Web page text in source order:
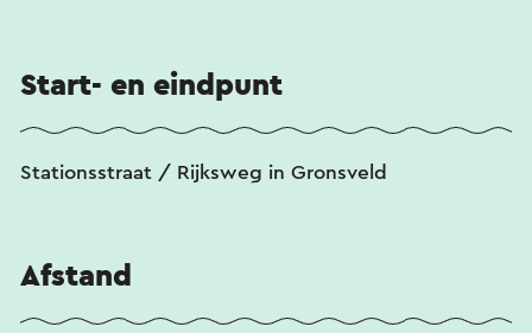
Start- en eindpunt
Stationsstraat / Rijksweg in Gronsveld
Afstand